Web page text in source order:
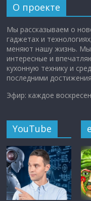
О проекте
Мы рассказываем о
гаджетах и
меняют нашу жизнь.
интересные и
кухонную технику и
последними
Эфир: каждое
YouTube